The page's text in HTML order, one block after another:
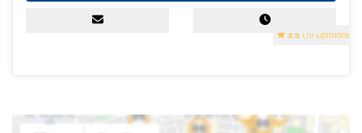
3.5 (19 Opinions)